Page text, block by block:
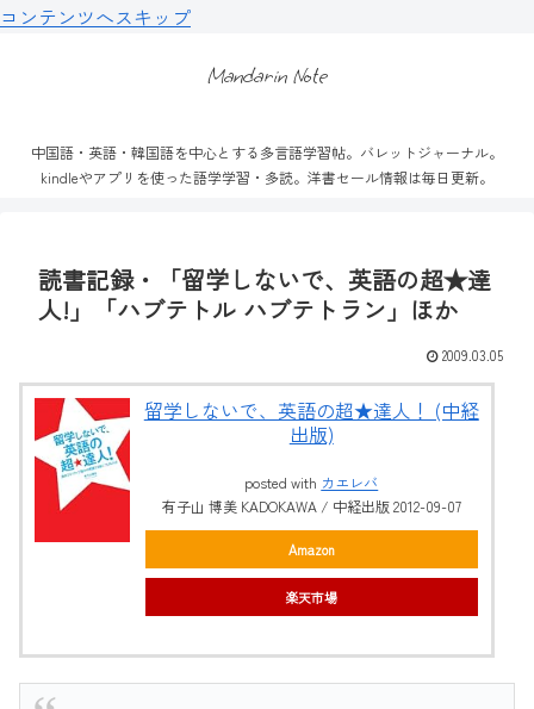
コンテンツへスキップ
Mandarin Note
中国語・英語・韓国語を中心とする多言語学習帖。バレットジャーナル。
kindleやアプリを使った語学学習・多読。洋書セール情報は毎日更新。
読書記録・「留学しないで、英語の超★達
人!」「ハブテトル ハブテトラン」ほか
2009.03.05
留学しないで、英語の超★達人！ (中経
出版)
posted with カエレバ
有子山 博美 KADOKAWA / 中経出版 2012-09-07
Amazon
楽天市場